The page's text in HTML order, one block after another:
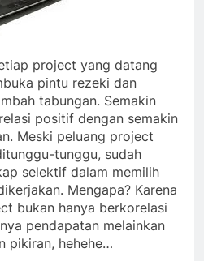
project yang datang
pintu rezeki dan
tabungan. Semakin
positif dengan semakin
Meski peluang project
tunggu, sudah
selektif dalam memilih
Mengapa? Karena
bukan hanya berkorelasi
pendapatan melainkan
pikiran, hehehe…